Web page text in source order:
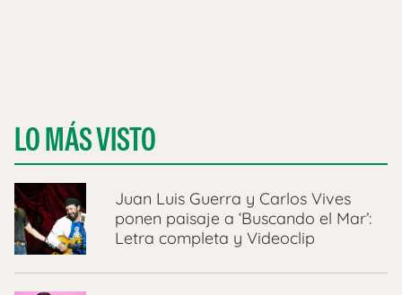
LO MÁS VISTO
Juan Luis Guerra y Carlos Vives
ponen paisaje a ‘Buscando el Mar’:
Letra completa y Videoclip